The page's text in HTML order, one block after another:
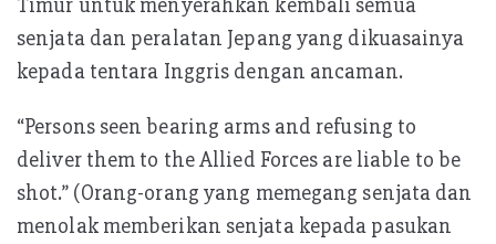
senjata dan peralatan Jepang yang dikuasainya
kepada tentara Inggris dengan ancaman.
“Persons seen bearing arms and refusing to
deliver them to the Allied Forces are liable to be
shot.” (Orang-orang yang memegang senjata dan
menolak memberikan senjata kepada pasukan